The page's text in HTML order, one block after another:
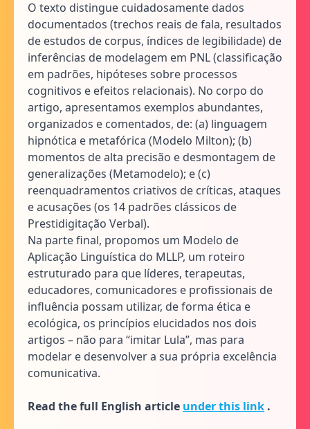
O texto distingue cuidadosamente dados
documentados (trechos reais de fala, resultados
de estudos de corpus, índices de legibilidade) de
inferências de modelagem em PNL (classificação
em padrões, hipóteses sobre processos
cognitivos e efeitos relacionais). No corpo do
artigo, apresentamos exemplos abundantes,
organizados e comentados, de: (a) linguagem
hipnótica e metafórica (Modelo Milton); (b)
momentos de alta precisão e desmontagem de
generalizações (Metamodelo); e (c)
reenquadramentos criativos de críticas, ataques
e acusações (os 14 padrões clássicos de
Prestidigitação Verbal).
Na parte final, propomos um Modelo de
Aplicação Linguística do MLLP, um roteiro
estruturado para que líderes, terapeutas,
educadores, comunicadores e profissionais de
influência possam utilizar, de forma ética e
ecológica, os princípios elucidados nos dois
artigos – não para “imitar Lula”, mas para
modelar e desenvolver a sua própria excelência
comunicativa.
Read the full English article under this link .